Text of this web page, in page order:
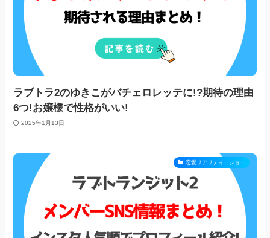
ラブトラ2のゆきこがバチェロレッテに!?期待の理由
6つ!お嬢様で性格がいい!
2025年1月13日
恋愛リアリティーショー